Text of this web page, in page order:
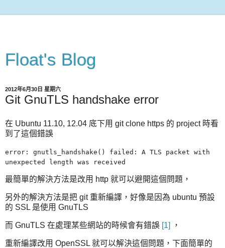
Float's Blog
2012年6月30日 星期六
Git GnuTLS handshake error
在 Ubuntu 11.10, 12.04 底下用 git clone https 的 project 時看
到了這個錯誤
error: gnutls_handshake() failed: A TLS packet with
unexpected length was received
最簡單的解決方法是改用 http 就可以避開這個問題，
另外的解決方法是把 git 重新編譯，好像是因為 ubuntu 預設
的 SSL 是使用 GnuTLS
而 GnuTLS 在處理某些網站的時候會有錯誤 [1] ，
重新編譯改用 OpenSSL 就可以解決這個問題，下面簡單的